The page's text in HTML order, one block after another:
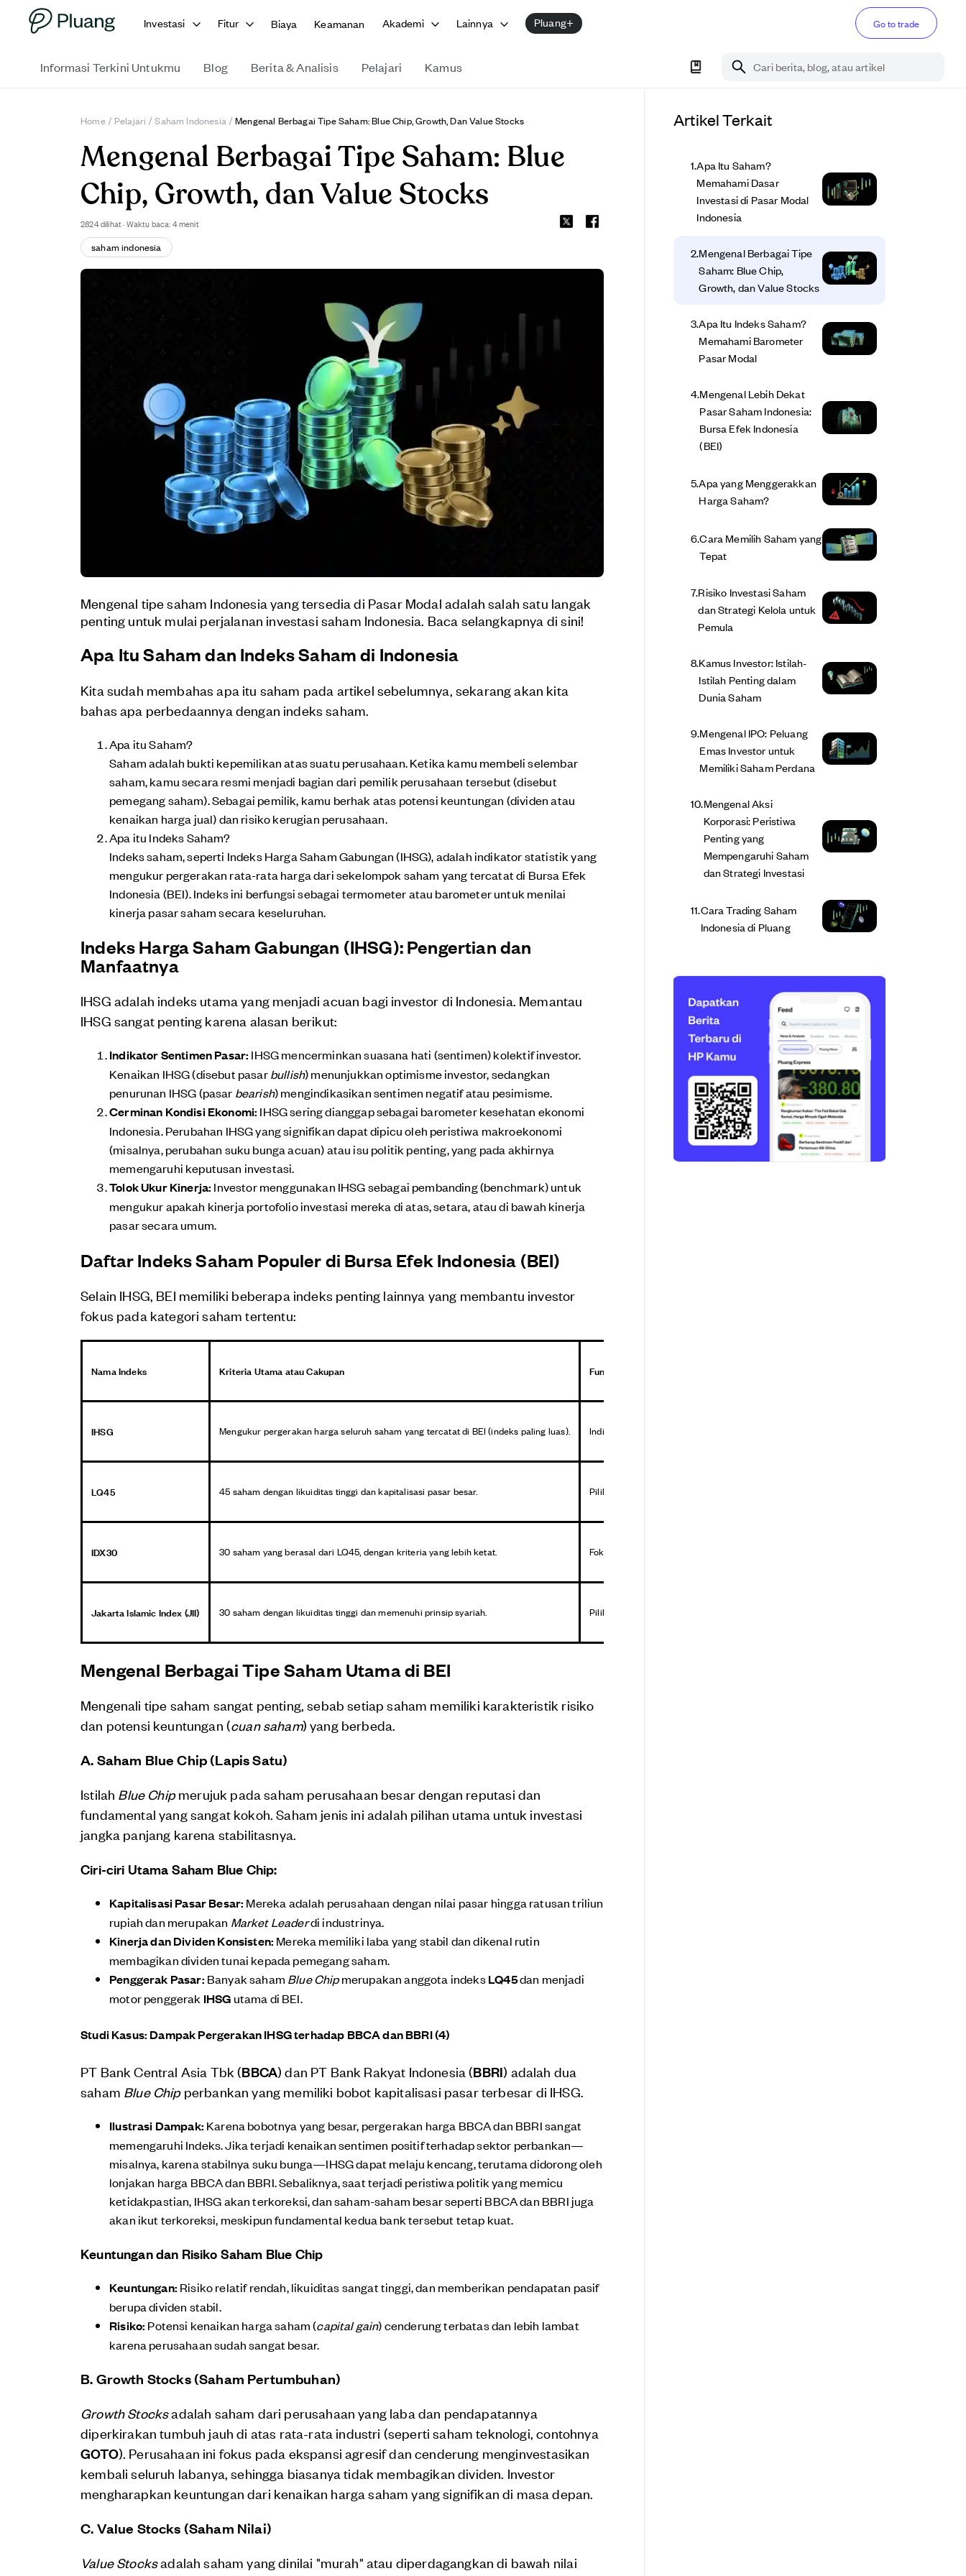
Investasi Fitur Biaya Keamanan Akademi Lainnya Pluang+ Go to trade
Informasi Terkini Untukmu Blog Berita & Analisis Pelajari Kamus Cari berita, blog, atau artikel
Home / Pelajari / Saham Indonesia / Mengenal Berbagai Tipe Saham: Blue Chip, Growth, Dan Value Stocks
Mengenal Berbagai Tipe Saham: Blue
Chip, Growth, dan Value Stocks
2824dilihat·Waktu baca: 4 menit
saham indonesia
Mengenal tipe saham Indonesia yang tersedia di Pasar Modal adalah salah satu langak
penting untuk mulai perjalanan investasi saham Indonesia. Baca selangkapnya di sini!
Apa Itu Saham dan Indeks Saham di Indonesia
Kita sudah membahas apa itu saham pada artikel sebelumnya, sekarang akan kita
bahas apa perbedaannya dengan indeks saham.
Apa itu Saham?
Saham adalah bukti kepemilikan atas suatu perusahaan. Ketika kamu membeli selembar
saham, kamu secara resmi menjadi bagian dari pemilik perusahaan tersebut (disebut
pemegang saham). Sebagai pemilik, kamu berhak atas potensi keuntungan (dividen atau
kenaikan harga jual) dan risiko kerugian perusahaan.
Apa itu Indeks Saham?
Indeks saham, seperti Indeks Harga Saham Gabungan (IHSG), adalah indikator statistik yang
mengukur pergerakan rata-rata harga dari sekelompok saham yang tercatat di Bursa Efek
Indonesia (BEI). Indeks ini berfungsi sebagai termometer atau barometer untuk menilai
kinerja pasar saham secara keseluruhan.
Indeks Harga Saham Gabungan (IHSG): Pengertian dan
Manfaatnya
IHSG adalah indeks utama yang menjadi acuan bagi investor di Indonesia. Memantau
IHSG sangat penting karena alasan berikut:
Indikator Sentimen Pasar: IHSG mencerminkan suasana hati (sentimen) kolektif investor.
Kenaikan IHSG (disebut pasarbullish) menunjukkan optimisme investor, sedangkan
penurunan IHSG (pasar bearish) mengindikasikan sentimen negatif atau pesimisme.
Cerminan Kondisi Ekonomi: IHSG sering dianggap sebagai barometer kesehatan ekonomi
Indonesia. Perubahan IHSG yang signifikan dapat dipicu oleh peristiwa makroekonomi
(misalnya, perubahan suku bunga acuan) atau isu politik penting, yang pada akhirnya
memengaruhi keputusan investasi.
Tolok Ukur Kinerja: Investor menggunakan IHSG sebagai pembanding (benchmark) untuk
mengukur apakah kinerja portofolio investasi mereka di atas, setara, atau di bawah kinerja
pasar secara umum.
Daftar Indeks Saham Populer di Bursa Efek Indonesia (BEI)
Selain IHSG, BEI memiliki beberapa indeks penting lainnya yang membantu investor
fokus pada kategori saham tertentu:
Nama Indeks Kriteria Utama atau Cakupan Fungsi Bagi Investor
IHSG Mengukur pergerakan harga seluruh saham yang tercatat di BEI (indeks paling luas). Indikator utama kondisi pasar modal Indonesia.
LQ45 45 saham dengan likuiditas tinggi dan kapitalisasi pasar besar. Pilihan untuk investor yang mencari saham
IDX30 30 saham yang berasal dari LQ45, dengan kriteria yang lebih ketat. Fokus pada 30 saham paling besar dan likuid.
Jakarta Islamic Index (JII) 30 saham dengan likuiditas tinggi dan memenuhi prinsip syariah. Pilihan bagi investor yang ingin berinvestasi sesuai prinsip Islam.
Mengenal Berbagai Tipe Saham Utama di BEI
Mengenali tipe saham sangat penting, sebab setiap saham memiliki karakteristik risiko
dan potensi keuntungan (cuan saham) yang berbeda.
A. Saham Blue Chip (Lapis Satu)
Istilah Blue Chipmerujuk pada saham perusahaan besar dengan reputasi dan
fundamental yang sangat kokoh. Saham jenis ini adalah pilihan utama untuk investasi
jangka panjang karena stabilitasnya.
Ciri-ciri Utama Saham Blue Chip:
Kapitalisasi Pasar Besar: Mereka adalah perusahaan dengan nilai pasar hingga ratusan triliun
rupiah dan merupakan Market Leaderdi industrinya.
Kinerja dan Dividen Konsisten: Mereka memiliki laba yang stabil dan dikenal rutin
membagikan dividen tunai kepada pemegang saham.
Penggerak Pasar: Banyak saham Blue Chipmerupakan anggota indeksLQ45dan menjadi
motor penggerak IHSG utama di BEI.
Studi Kasus: Dampak Pergerakan IHSG terhadap BBCA dan BBRI (4)
PT Bank Central Asia Tbk (BBCA) dan PT Bank Rakyat Indonesia (BBRI) adalah dua
saham Blue Chipperbankan yang memiliki bobot kapitalisasi pasar terbesar di IHSG.
Ilustrasi Dampak: Karena bobotnya yang besar, pergerakan harga BBCA dan BBRI sangat
memengaruhi Indeks. Jika terjadi kenaikan sentimen positif terhadap sektor perbankan—
misalnya, karena stabilnya suku bunga—IHSG dapat melaju kencang, terutama didorong oleh
lonjakan harga BBCA dan BBRI. Sebaliknya, saat terjadi peristiwa politik yang memicu
ketidakpastian, IHSG akan terkoreksi, dan saham-saham besar seperti BBCA dan BBRI juga
akan ikut terkoreksi, meskipun fundamental kedua bank tersebut tetap kuat.
Keuntungan dan Risiko Saham Blue Chip
Keuntungan: Risiko relatif rendah, likuiditas sangat tinggi, dan memberikan pendapatan pasif
berupa dividen stabil.
Risiko: Potensi kenaikan harga saham (capital gain) cenderung terbatas dan lebih lambat
karena perusahaan sudah sangat besar.
B. Growth Stocks (Saham Pertumbuhan)
Growth Stocksadalah saham dari perusahaan yang laba dan pendapatannya
diperkirakan tumbuh jauh di atas rata-rata industri (seperti saham teknologi, contohnya
GOTO). Perusahaan ini fokus pada ekspansi agresif dan cenderung menginvestasikan
kembali seluruh labanya, sehingga biasanya tidak membagikan dividen. Investor
mengharapkan keuntungan dari kenaikan harga saham yang signifikan di masa depan.
C. Value Stocks (Saham Nilai)
Value Stocksadalah saham yang dinilai "murah" atau diperdagangkan di bawah nilai
Artikel Terkait
1.Apa Itu Saham?
Memahami Dasar
Investasi di Pasar Modal
Indonesia
2.Mengenal Berbagai Tipe
Saham: Blue Chip,
Growth, dan Value Stocks
3.Apa Itu Indeks Saham?
Memahami Barometer
Pasar Modal
4.Mengenal Lebih Dekat
Pasar Saham Indonesia:
Bursa Efek Indonesia
(BEI)
5.Apa yang Menggerakkan
Harga Saham?
6.Cara Memilih Saham yang
Tepat
7.Risiko Investasi Saham
dan Strategi Kelola untuk
Pemula
8.Kamus Investor: Istilah-
Istilah Penting dalam
Dunia Saham
9.Mengenal IPO: Peluang
Emas Investor untuk
Memiliki Saham Perdana
10.Mengenal Aksi
Korporasi: Peristiwa
Penting yang
Mempengaruhi Saham
dan Strategi Investasi
11.Cara Trading Saham
Indonesia di Pluang